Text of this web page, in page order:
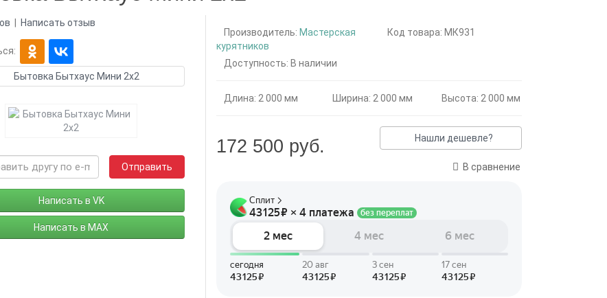
Написать отзыв
Отправить
Написать в VK
Написать в MAX
Производитель: Мастерская
курятников
Код товара: МК931
Доступность: В наличии
Длина: 2 000 мм Ширина: 2 000 мм Высота: 2 000 мм
172 500 руб. Нашли дешевле?
В сравнение